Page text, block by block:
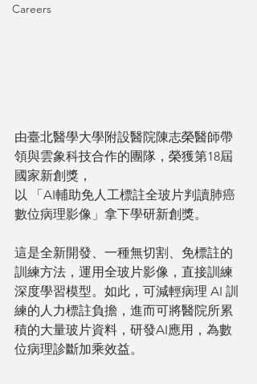
Careers
由臺北醫學大學附設醫院陳志榮醫師帶
領與雲象科技合作的團隊，榮獲第18屆
國家新創獎，
以 「AI輔助免人工標註全玻片判讀肺癌
數位病理影像」拿下學研新創獎。
這是全新開發、一種無切割、免標註的
訓練方法，運用全玻片影像，直接訓練
深度學習模型。如此，可減輕病理 AI 訓
練的人力標註負擔，進而可將醫院所累
積的大量玻片資料，研發AI應用，為數
位病理診斷加乘效益。